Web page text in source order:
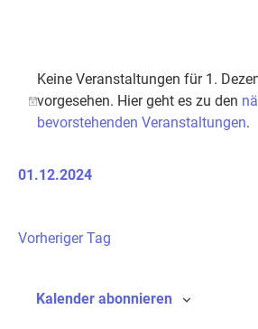
Notice
Keine Veranstaltungen für 1.
vorgesehen. Hier geht es zu den
bevorstehenden Veranstaltungen.
01.12.2024
Vorheriger Tag
Kalender abonnieren